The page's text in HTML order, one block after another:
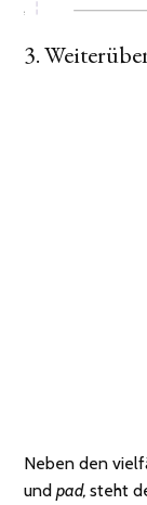
3.
Neben den
undpad,steht